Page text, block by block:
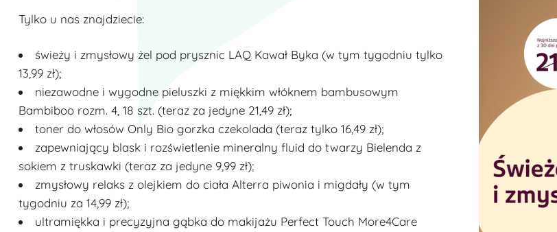
Tylko u nas znajdziecie:
świeży i zmysłowy żel pod prysznic LAQ Kawał Byka (w tym tygodniu tylko
13,99 zł);
niezawodne i wygodne pieluszki z miękkim włóknem bambusowym
Bambiboo rozm. 4, 18 szt. (teraz za jedyne 21,49 zł);
toner do włosów Only Bio gorzka czekolada (teraz tylko 16,49 zł);
zapewniający blask i rozświetlenie mineralny fluid do twarzy Bielenda z
sokiem z truskawki (teraz za jedyne 9,99 zł);
zmysłowy relaks z olejkiem do ciała Alterra piwonia i migdały (w tym
tygodniu za 14,99 zł);
ultramiękka i precyzyjna gąbka do makijażu Perfect Touch More4Care